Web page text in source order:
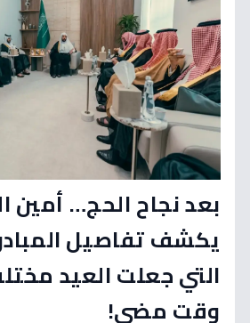
بعد نجاح الحج… أمين
يكشف تفاصيل
التي جعلت العيد
وقت مضى!